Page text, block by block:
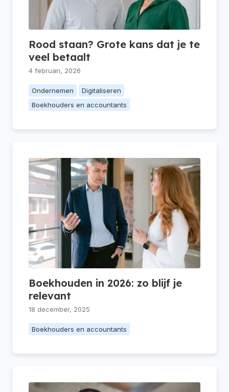
Rood staan? Grote kans dat je te
veel betaalt
4 februari, 2026
Ondernemen
Digitaliseren
Boekhouders en accountants
Boekhouden in 2026: zo blijf je
relevant
18 december, 2025
Boekhouders en accountants